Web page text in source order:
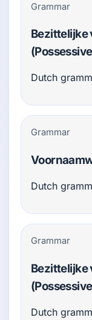
Grammar
Bezittelijke
Dutch
Grammar
Dutch
Grammar
Bezittelijke
Dutch